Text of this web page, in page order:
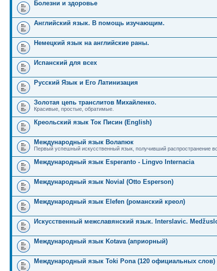
Болезни и здоровье
Английский язык. В помощь изучающим.
Немецкий язык на английские раны.
Испанский для всех
Русский Язык и Его Латинизация
Золотая цепь транслитов Михайленко.
Красивые, простые, обратимые.
Креольский язык Ток Писин (English)
Международный язык Волапюк
Первый успешный искусственный язык, получивший распространение
Международный язык Esperanto - Lingvo Internacia
Международный язык Novial (Otto Esperson)
Международный язык Elefen (романский креол)
Искусственный межславянский язык. Interslavic.
Международный язык Kotava (априорный)
Международный язык Toki Pona (120 официальных слов)